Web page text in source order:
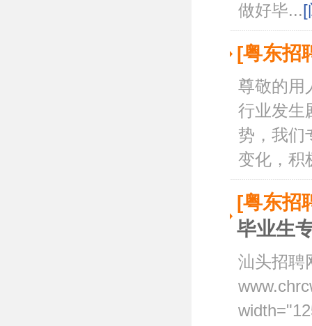
做好毕...[
[粤东招
尊敬的用
行业发生
势，我们
变化，积
[粤东招
毕业生
汕头招聘